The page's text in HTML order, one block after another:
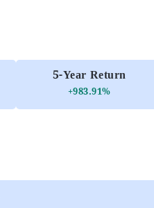
5-Year Return
+983.91%